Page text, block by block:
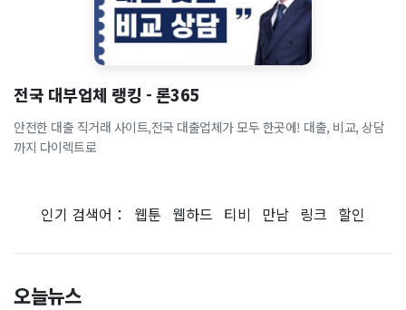
전국 대부업체 랭킹 - 론365
안전한 대출 직거래 사이트,전국 대출업체가 모두 한곳에! 대출, 비교, 상담
까지 다이렉트로
인기 검색어： 웹툰 웹하드 티비 만남 링크 할인
오늘뉴스